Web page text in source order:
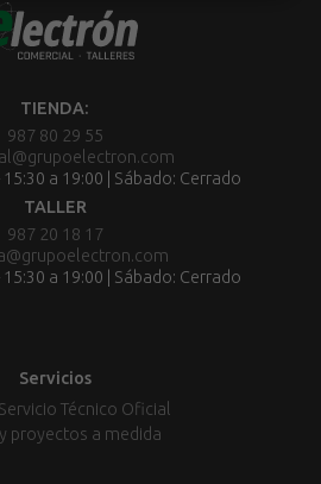
TIENDA:
987 80 29 55
15:30 a 19:00 | Sábado: Cerrado
TALLER
987 20 18 17
15:30 a 19:00 | Sábado: Cerrado
Servicios
Técnico Oficial
proyectos a medida